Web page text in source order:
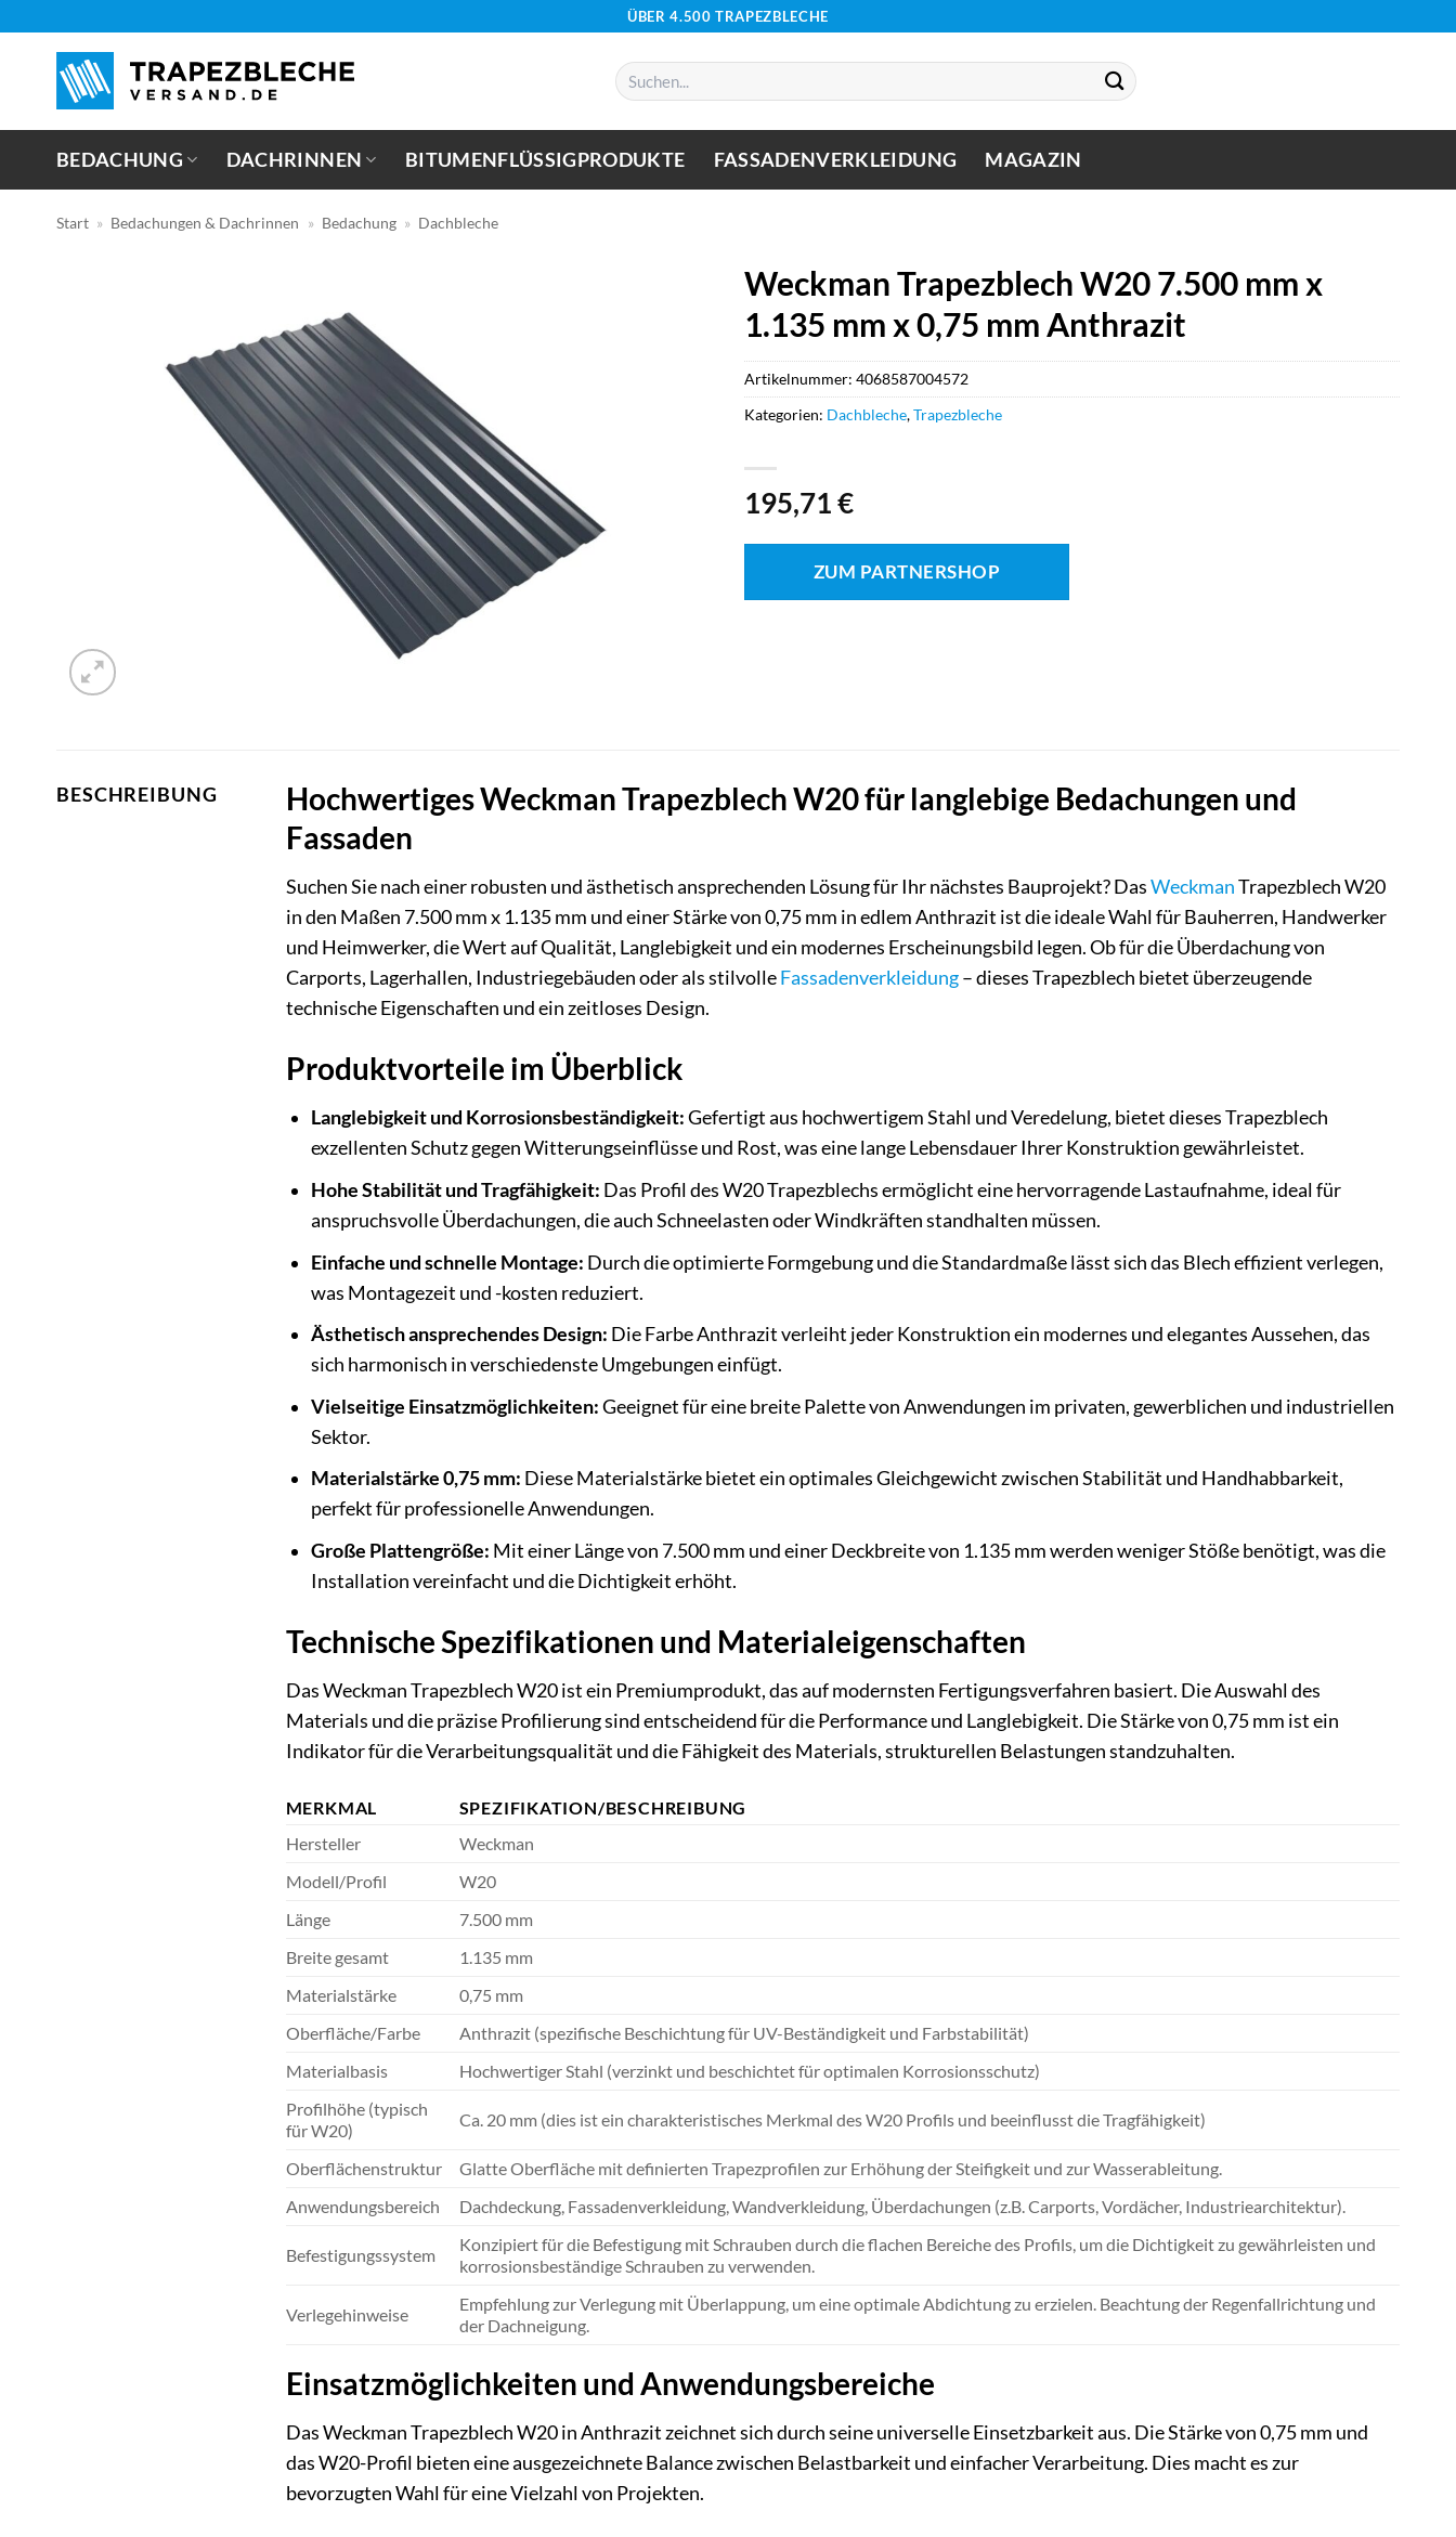
springen
ÜBER 4.500 TRAPEZBLECHE
Suchen
nach:
BEDACHUNG DACHRINNEN BITUMENFLÜSSIGPRODUKTE FASSADENVERKLEIDUNG MAGAZIN
Start » Bedachungen & Dachrinnen » Bedachung » Dachbleche
Weckman Trapezblech W20 7.500 mm x
1.135 mm x 0,75 mm Anthrazit
195,71€
ZUM PARTNERSHOP
Artikelnummer: 4068587004572
Kategorien: Dachbleche,Trapezbleche
BESCHREIBUNG
Hochwertiges Weckman Trapezblech W20 für langlebige Bedachungen und
Fassaden
Suchen Sie nach einer robusten und ästhetisch ansprechenden Lösung für Ihr nächstes Bauprojekt? DasWeckmanTrapezblech W20
in den Maßen 7.500 mm x 1.135 mm und einer Stärke von 0,75 mm in edlem Anthrazit ist die ideale Wahl für Bauherren, Handwerker
und Heimwerker, die Wert auf Qualität, Langlebigkeit und ein modernes Erscheinungsbild legen. Ob für die Überdachung von
Carports, Lagerhallen, Industriegebäuden oder als stilvolleFassadenverkleidung– dieses Trapezblech bietet überzeugende
technische Eigenschaften und ein zeitloses Design.
Produktvorteile im Überblick
Langlebigkeit und Korrosionsbeständigkeit:Gefertigt aus hochwertigem Stahl und Veredelung, bietet dieses Trapezblech
exzellenten Schutz gegen Witterungseinflüsse und Rost, was eine lange Lebensdauer Ihrer Konstruktion gewährleistet.
Hohe Stabilität und Tragfähigkeit: Das Profil des W20 Trapezblechs ermöglicht eine hervorragende Lastaufnahme, ideal für
anspruchsvolle Überdachungen, die auch Schneelasten oder Windkräften standhalten müssen.
Einfache und schnelle Montage: Durch die optimierte Formgebung und die Standardmaße lässt sich das Blech effizient verlegen,
was Montagezeit und -kosten reduziert.
Ästhetisch ansprechendes Design: Die Farbe Anthrazit verleiht jeder Konstruktion ein modernes und elegantes Aussehen, das
sich harmonisch in verschiedenste Umgebungen einfügt.
Vielseitige Einsatzmöglichkeiten:Geeignet für eine breite Palette von Anwendungen im privaten, gewerblichen und industriellen
Sektor.
Materialstärke 0,75 mm: Diese Materialstärke bietet ein optimales Gleichgewicht zwischen Stabilität und Handhabbarkeit,
perfekt für professionelle Anwendungen.
Große Plattengröße: Mit einer Länge von 7.500 mm und einer Deckbreite von 1.135 mm werden weniger Stöße benötigt, was die
Installation vereinfacht und die Dichtigkeit erhöht.
Technische Spezifikationen und Materialeigenschaften
Das Weckman Trapezblech W20 ist ein Premiumprodukt, das auf modernsten Fertigungsverfahren basiert. Die Auswahl des
Materials und die präzise Profilierung sind entscheidend für die Performance und Langlebigkeit. Die Stärke von 0,75 mm ist ein
Indikator für die Verarbeitungsqualität und die Fähigkeit des Materials, strukturellen Belastungen standzuhalten.
MERKMAL
SPEZIFIKATION/BESCHREIBUNG
Hersteller
Weckman
Modell/Profil
W20
Länge
7.500 mm
Breite gesamt
1.135 mm
Materialstärke
0,75 mm
Oberfläche/Farbe
Anthrazit (spezifische Beschichtung für UV-Beständigkeit und Farbstabilität)
Materialbasis
Hochwertiger Stahl (verzinkt und beschichtet für optimalen Korrosionsschutz)
Profilhöhe (typisch
für W20)
Ca. 20 mm (dies ist ein charakteristisches Merkmal des W20 Profils und beeinflusst die Tragfähigkeit)
Oberflächenstruktur
Glatte Oberfläche mit definierten Trapezprofilen zur Erhöhung der Steifigkeit und zur Wasserableitung.
Anwendungsbereich
Dachdeckung, Fassadenverkleidung, Wandverkleidung, Überdachungen (z.B. Carports, Vordächer, Industriearchitektur).
Befestigungssystem
Konzipiert für die Befestigung mit Schrauben durch die flachen Bereiche des Profils, um die Dichtigkeit zu gewährleisten und
korrosionsbeständige Schrauben zu verwenden.
Verlegehinweise
Empfehlung zur Verlegung mit Überlappung, um eine optimale Abdichtung zu erzielen. Beachtung der Regenfallrichtung und
der Dachneigung.
Einsatzmöglichkeiten und Anwendungsbereiche
Das Weckman Trapezblech W20 in Anthrazit zeichnet sich durch seine universelle Einsetzbarkeit aus. Die Stärke von 0,75 mm und
das W20-Profil bieten eine ausgezeichnete Balance zwischen Belastbarkeit und einfacher Verarbeitung. Dies macht es zur
bevorzugten Wahl für eine Vielzahl von Projekten.